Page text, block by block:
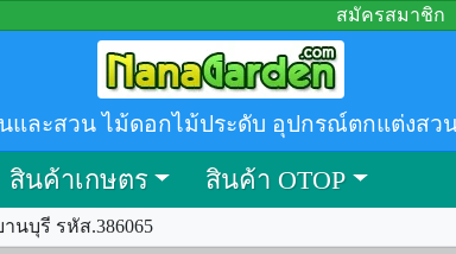
สมัครสมาชิก
ละสวน ไม้ดอกไม้ประดับ อุปกรณ์ตกแต่งสว
สินค้าเกษตร สินค้า OTOP
นบุรี รหัส.386065